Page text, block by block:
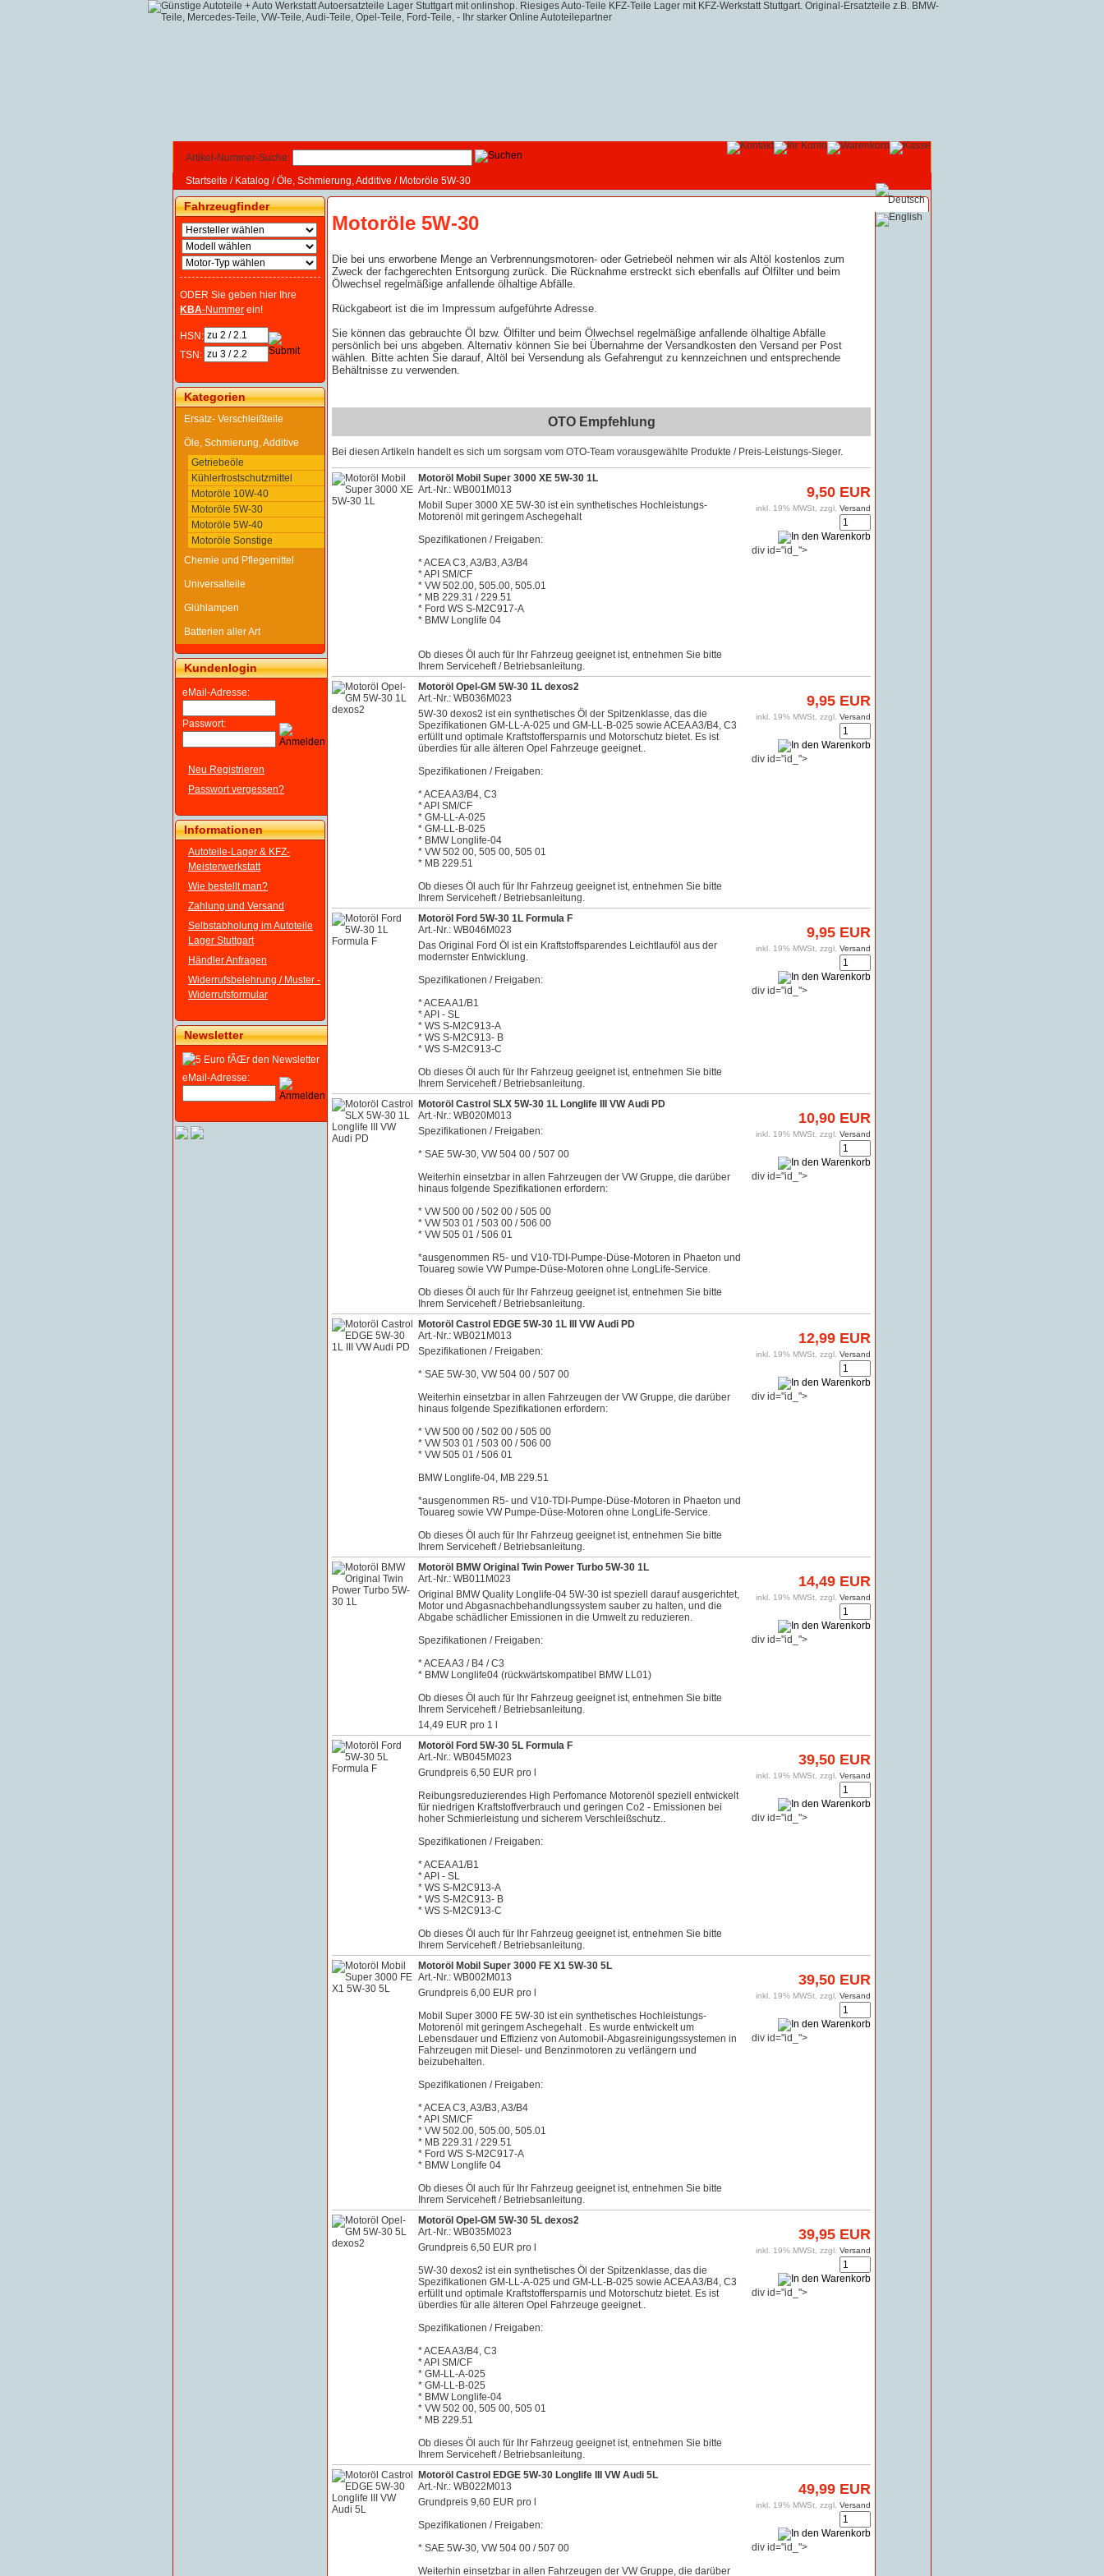
Artikel-Nummer-Suche:
Startseite / Katalog /Öle, Schmierung, Additive / Motoröle 5W-30
Fahrzeugfinder
ODER Sie geben hier Ihre
KBA-Nummer ein!
HSN:
TSN:
Kategorien
Ersatz- Verschleißteile
Öle, Schmierung, Additive
Getriebeöle
Kühlerfrostschutzmittel
Motoröle 10W-40
Motoröle 5W-30
Motoröle 5W-40
Motoröle Sonstige
Chemie und Pflegemittel
Universalteile
Glühlampen
Batterien aller Art
Kundenlogin
eMail-Adresse:
Passwort:
Neu Registrieren
Passwort vergessen?
Informationen
Autoteile-Lager & KFZ-
Meisterwerkstatt
Wie bestellt man?
Zahlung und Versand
Selbstabholung im Autoteile
Lager Stuttgart
Händler Anfragen
Widerrufsbelehrung / Muster -
Widerrufsformular
Newsletter
eMail-Adresse:
Motoröle 5W-30
Die bei uns erworbene Menge an Verbrennungsmotoren- oder Getriebeöl nehmen wir als Altöl kostenlos zum
Zweck der fachgerechten Entsorgung zurück. Die Rücknahme erstreckt sich ebenfalls auf Ölfilter und beim
Ölwechsel regelmäßige anfallende ölhaltige Abfälle.
Rückgabeort ist die im Impressum aufgeführte Adresse.
Sie können das gebrauchte Öl bzw. Ölfilter und beim Ölwechsel regelmäßige anfallende ölhaltige Abfälle
persönlich bei uns abgeben. Alternativ können Sie bei Übernahme der Versandkosten den Versand per Post
wählen. Bitte achten Sie darauf, Altöl bei Versendung als Gefahrengut zu kennzeichnen und entsprechende
Behältnisse zu verwenden.
OTO Empfehlung
Bei diesen Artikeln handelt es sich um sorgsam vom OTO-Team vorausgewählte Produkte / Preis-Leistungs-Sieger.
Motoröl Mobil Super 3000 XE 5W-30 1L
Art.-Nr.: WB001M013
Mobil Super 3000 XE 5W-30 ist ein synthetisches Hochleistungs-
Motorenöl mit geringem Aschegehalt
Spezifikationen / Freigaben:
* ACEA C3, A3/B3, A3/B4
* API SM/CF
* VW 502.00, 505.00, 505.01
* MB 229.31 / 229.51
* Ford WS S-M2C917-A
* BMW Longlife 04
Ob dieses Öl auch für Ihr Fahrzeug geeignet ist, entnehmen Sie bitte
Ihrem Serviceheft / Betriebsanleitung.
9,50 EUR
inkl. 19% MWSt, zzgl. Versand
div id="id_">
Motoröl Opel-GM 5W-30 1L dexos2
Art.-Nr.: WB036M023
5W-30 dexos2 ist ein synthetisches Öl der Spitzenklasse, das die
Spezifikationen GM-LL-A-025 und GM-LL-B-025 sowie ACEA A3/B4, C3
erfüllt und optimale Kraftstoffersparnis und Motorschutz bietet. Es ist
überdies für alle älteren Opel Fahrzeuge geeignet..
Spezifikationen / Freigaben:
* ACEA A3/B4, C3
* API SM/CF
* GM-LL-A-025
* GM-LL-B-025
* BMW Longlife-04
* VW 502 00, 505 00, 505 01
* MB 229.51
Ob dieses Öl auch für Ihr Fahrzeug geeignet ist, entnehmen Sie bitte
Ihrem Serviceheft / Betriebsanleitung.
9,95 EUR
inkl. 19% MWSt, zzgl. Versand
div id="id_">
Motoröl Ford 5W-30 1L Formula F
Art.-Nr.: WB046M023
Das Original Ford Öl ist ein Kraftstoffsparendes Leichtlauföl aus der
modernster Entwicklung.
Spezifikationen / Freigaben:
* ACEA A1/B1
* API - SL
* WS S-M2C913-A
* WS S-M2C913- B
* WS S-M2C913-C
Ob dieses Öl auch für Ihr Fahrzeug geeignet ist, entnehmen Sie bitte
Ihrem Serviceheft / Betriebsanleitung.
9,95 EUR
inkl. 19% MWSt, zzgl. Versand
div id="id_">
Motoröl Castrol SLX 5W-30 1L Longlife III VW Audi PD
Art.-Nr.: WB020M013
Spezifikationen / Freigaben:
* SAE 5W-30, VW 504 00 / 507 00
Weiterhin einsetzbar in allen Fahrzeugen der VW Gruppe, die darüber
hinaus folgende Spezifikationen erfordern:
* VW 500 00 / 502 00 / 505 00
* VW 503 01 / 503 00 / 506 00
* VW 505 01 / 506 01
*ausgenommen R5- und V10-TDI-Pumpe-Düse-Motoren in Phaeton und
Touareg sowie VW Pumpe-Düse-Motoren ohne LongLife-Service.
Ob dieses Öl auch für Ihr Fahrzeug geeignet ist, entnehmen Sie bitte
Ihrem Serviceheft / Betriebsanleitung.
10,90 EUR
inkl. 19% MWSt, zzgl. Versand
div id="id_">
Motoröl Castrol EDGE 5W-30 1L III VW Audi PD
Art.-Nr.: WB021M013
Spezifikationen / Freigaben:
* SAE 5W-30, VW 504 00 / 507 00
Weiterhin einsetzbar in allen Fahrzeugen der VW Gruppe, die darüber
hinaus folgende Spezifikationen erfordern:
* VW 500 00 / 502 00 / 505 00
* VW 503 01 / 503 00 / 506 00
* VW 505 01 / 506 01
BMW Longlife-04, MB 229.51
*ausgenommen R5- und V10-TDI-Pumpe-Düse-Motoren in Phaeton und
Touareg sowie VW Pumpe-Düse-Motoren ohne LongLife-Service.
Ob dieses Öl auch für Ihr Fahrzeug geeignet ist, entnehmen Sie bitte
Ihrem Serviceheft / Betriebsanleitung.
12,99 EUR
inkl. 19% MWSt, zzgl. Versand
div id="id_">
Motoröl BMW Original Twin Power Turbo 5W-30 1L
Art.-Nr.: WB011M023
Original BMW Quality Longlife-04 5W-30 ist speziell darauf ausgerichtet,
Motor und Abgasnachbehandlungssystem sauber zu halten, und die
Abgabe schädlicher Emissionen in die Umwelt zu reduzieren.
Spezifikationen / Freigaben:
* ACEA A3 / B4 / C3
* BMW Longlife04 (rückwärtskompatibel BMW LL01)
Ob dieses Öl auch für Ihr Fahrzeug geeignet ist, entnehmen Sie bitte
Ihrem Serviceheft / Betriebsanleitung.
14,49 EUR pro 1 l
14,49 EUR
inkl. 19% MWSt, zzgl. Versand
div id="id_">
Motoröl Ford 5W-30 5L Formula F
Art.-Nr.: WB045M023
Grundpreis 6,50 EUR pro l
Reibungsreduzierendes High Perfomance Motorenöl speziell entwickelt
für niedrigen Kraftstoffverbrauch und geringen Co2 - Emissionen bei
hoher Schmierleistung und sicherem Verschleißschutz..
Spezifikationen / Freigaben:
* ACEA A1/B1
* API - SL
* WS S-M2C913-A
* WS S-M2C913- B
* WS S-M2C913-C
Ob dieses Öl auch für Ihr Fahrzeug geeignet ist, entnehmen Sie bitte
Ihrem Serviceheft / Betriebsanleitung.
39,50 EUR
inkl. 19% MWSt, zzgl. Versand
div id="id_">
Motoröl Mobil Super 3000 FE X1 5W-30 5L
Art.-Nr.: WB002M013
Grundpreis 6,00 EUR pro l
Mobil Super 3000 FE 5W-30 ist ein synthetisches Hochleistungs-
Motorenöl mit geringem Aschegehalt . Es wurde entwickelt um
Lebensdauer und Effizienz von Automobil-Abgasreinigungssystemen in
Fahrzeugen mit Diesel- und Benzinmotoren zu verlängern und
beizubehalten.
Spezifikationen / Freigaben:
* ACEA C3, A3/B3, A3/B4
* API SM/CF
* VW 502.00, 505.00, 505.01
* MB 229.31 / 229.51
* Ford WS S-M2C917-A
* BMW Longlife 04
Ob dieses Öl auch für Ihr Fahrzeug geeignet ist, entnehmen Sie bitte
Ihrem Serviceheft / Betriebsanleitung.
39,50 EUR
inkl. 19% MWSt, zzgl. Versand
div id="id_">
Motoröl Opel-GM 5W-30 5L dexos2
Art.-Nr.: WB035M023
Grundpreis 6,50 EUR pro l
5W-30 dexos2 ist ein synthetisches Öl der Spitzenklasse, das die
Spezifikationen GM-LL-A-025 und GM-LL-B-025 sowie ACEA A3/B4, C3
erfüllt und optimale Kraftstoffersparnis und Motorschutz bietet. Es ist
überdies für alle älteren Opel Fahrzeuge geeignet..
Spezifikationen / Freigaben:
* ACEA A3/B4, C3
* API SM/CF
* GM-LL-A-025
* GM-LL-B-025
* BMW Longlife-04
* VW 502 00, 505 00, 505 01
* MB 229.51
Ob dieses Öl auch für Ihr Fahrzeug geeignet ist, entnehmen Sie bitte
Ihrem Serviceheft / Betriebsanleitung.
39,95 EUR
inkl. 19% MWSt, zzgl. Versand
div id="id_">
Motoröl Castrol EDGE 5W-30 Longlife III VW Audi 5L
Art.-Nr.: WB022M013
Grundpreis 9,60 EUR pro l
Spezifikationen / Freigaben:
* SAE 5W-30, VW 504 00 / 507 00
Weiterhin einsetzbar in allen Fahrzeugen der VW Gruppe, die darüber
49,99 EUR
inkl. 19% MWSt, zzgl. Versand
div id="id_">